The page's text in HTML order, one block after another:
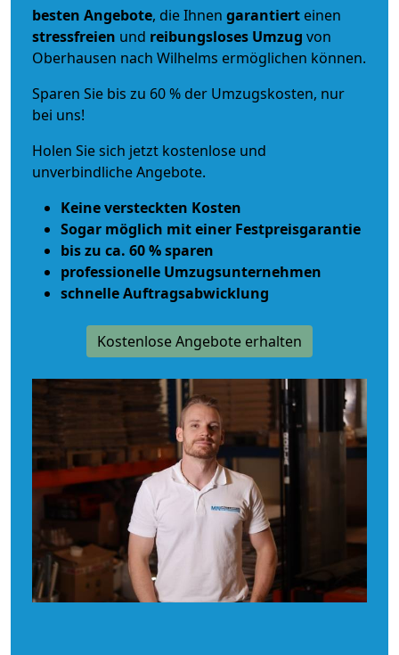
besten Angebote, die Ihnen garantiert einen
stressfreien und reibungsloses Umzug von
Oberhausen nach Wilhelms ermöglichen können.
Sparen Sie bis zu 60 % der Umzugskosten, nur
bei uns!
Holen Sie sich jetzt kostenlose und
unverbindliche Angebote.
Keine versteckten Kosten
Sogar möglich mit einer Festpreisgarantie
bis zu ca. 60 % sparen
professionelle Umzugsunternehmen
schnelle Auftragsabwicklung
Kostenlose Angebote erhalten